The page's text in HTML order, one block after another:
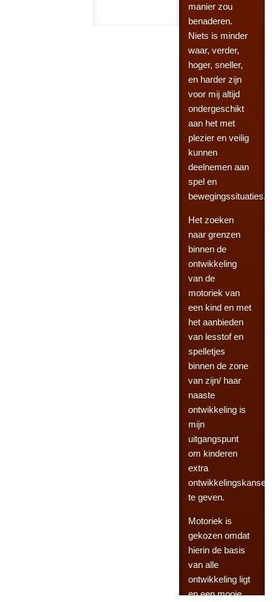
manier zou
benaderen.
Niets is minder
waar, verder,
hoger, sneller,
en harder zijn
voor mij altijd
ondergeschikt
aan het met
plezier en veilig
kunnen
deelnemen aan
spel en
bewegingssituaties.
Het zoeken
naar grenzen
binnen de
ontwikkeling
van de
motoriek van
een kind en met
het aanbieden
van lesstof en
spelletjes
binnen de zone
van zijn/ haar
naaste
ontwikkeling is
mijn
uitgangspunt
om kinderen
extra
ontwikkelingskansen
te geven.
Motoriek is
gekozen omdat
hierin de basis
van alle
ontwikkeling ligt
en een mooie